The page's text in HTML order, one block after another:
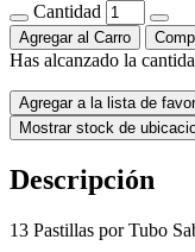
Cantidad
Agregar al Carro
Has alcanzado la
Agregar a la lista de
Mostrar stock de
Descripción
13 Pastillas por Tubo